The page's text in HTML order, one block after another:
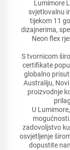
Lumimore
svjetlovalnu
tijekom 11
dizajnerima,
Neon flex
S tvornicom
certifikate
globalno
Australiju,
proizvodnje
U
zadovoljstvo
osvjetljenje
dopustite